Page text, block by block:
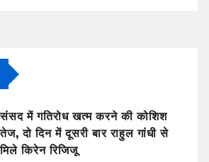
संसद में गतिरोध खत्म करने की कोशिश
तेज, दो दिन में दूसरी बार राहुल गांधी से
मिले किरेन रिजिजू